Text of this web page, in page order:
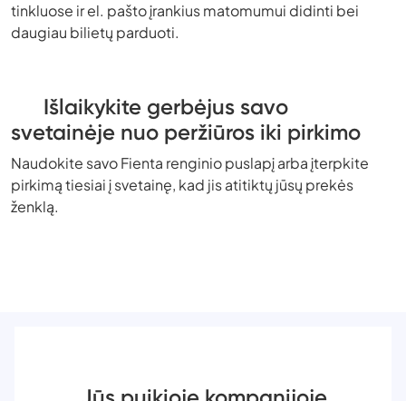
tinkluose ir el. pašto įrankius matomumui didinti bei
daugiau bilietų parduoti.
Išlaikykite gerbėjus savo
svetainėje nuo peržiūros iki pirkimo
Naudokite savo Fienta renginio puslapį arba įterpkite
pirkimą tiesiai į svetainę, kad jis atitiktų jūsų prekės
ženklą.